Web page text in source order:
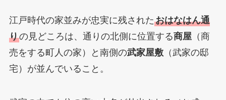
江戸時代の家並みが忠実に残されたおはなはん通
りの見どころは、通りの北側に位置する商屋 （商
売をする町人の家）と南側の武家屋敷（武家の邸
宅）が並んでいること。